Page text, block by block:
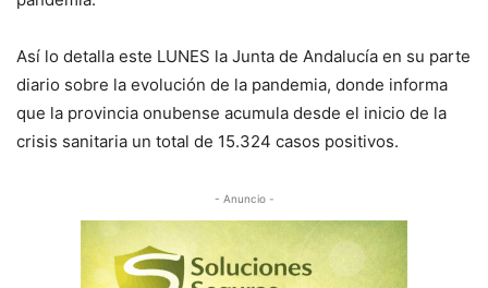
Así lo detalla este LUNES la Junta de Andalucía en su parte
diario sobre la evolución de la pandemia, donde informa
que la provincia onubense acumula desde el inicio de la
crisis sanitaria un total de 15.324 casos positivos.
- Anuncio -